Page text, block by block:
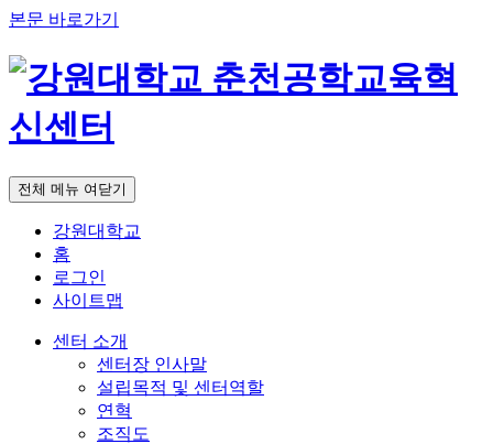
본문 바로가기
전체 메뉴 여닫기
강원대학교
홈
로그인
사이트맵
센터 소개
센터장 인사말
설립목적 및 센터역할
연혁
조직도